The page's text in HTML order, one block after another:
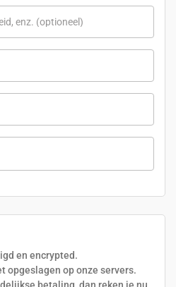
enz. (optioneel)
en encrypted.
opgeslagen op onze servers.